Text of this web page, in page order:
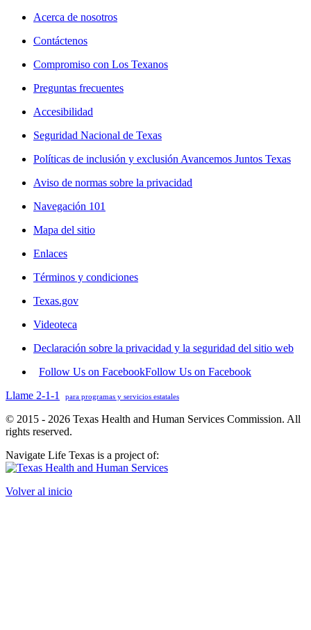
Acerca de nosotros
Contáctenos
Compromiso con Los Texanos
Preguntas frecuentes
Accesibilidad
Seguridad Nacional de Texas
Políticas de inclusión y exclusión Avancemos Juntos Texas
Aviso de normas sobre la privacidad
Navegación 101
Mapa del sitio
Enlaces
Términos y condiciones
Texas.gov
Videoteca
Declaración sobre la privacidad y la seguridad del sitio web
Follow Us on FacebookFollow Us on Facebook
Llame 2-1-1
para programas y servicios estatales
© 2015 - 2026 Texas Health and Human Services Commission. All
rights reserved.
Navigate Life Texas is a project of:
Volver al inicio